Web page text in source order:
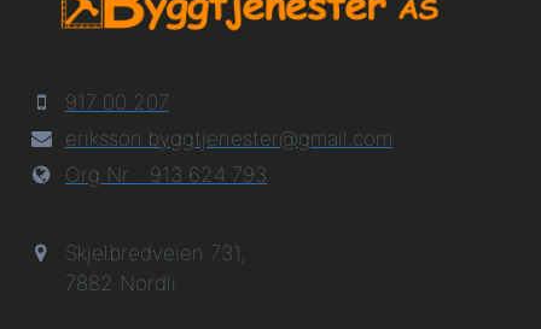
917 00 207
eriksson.byggtjenester@gmail.com
Org Nr. : 913 624 793
Skjelbredveien 731,
7882 Nordli